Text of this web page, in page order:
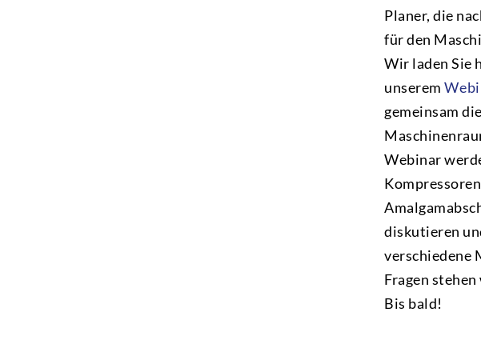
Planer, die
für den
Wir laden Sie
unserem
gemeinsam
Webinar
diskutieren
verschiedene
Fragen
Bis bald!